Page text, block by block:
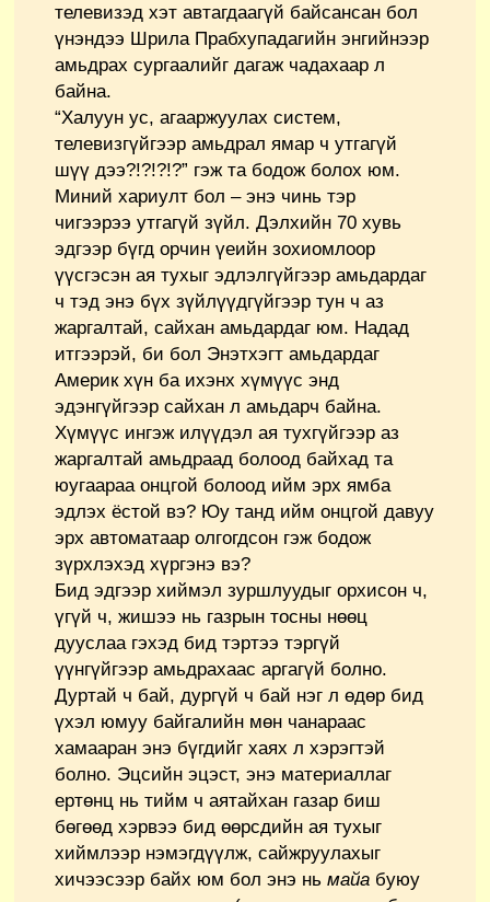
телевизэд хэт автагдаагүй байсансан бол
үнэндээ Шрила Прабхупадагийн энгийнээр
амьдрах сургаалийг дагаж чадахаар л
байна.
“Халуун ус, агааржуулах систем,
телевизгүйгээр амьдрал ямар ч утгагүй
шүү дээ?!?!?!?” гэж та бодож болох юм.
Миний хариулт бол – энэ чинь тэр
чигээрээ утгагүй зүйл. Дэлхийн 70 хувь
эдгээр бүгд орчин үеийн зохиомлоор
үүсгэсэн ая тухыг эдлэлгүйгээр амьдардаг
ч тэд энэ бүх зүйлүүдгүйгээр тун ч аз
жаргалтай, сайхан амьдардаг юм. Надад
итгээрэй, би бол Энэтхэгт амьдардаг
Америк хүн ба ихэнх хүмүүс энд
эдэнгүйгээр сайхан л амьдарч байна.
Хүмүүс ингэж илүүдэл ая тухгүйгээр аз
жаргалтай амьдраад болоод байхад та
юугаараа онцгой болоод ийм эрх ямба
эдлэх ёстой вэ? Юу танд ийм онцгой давуу
эрх автоматаар олгогдсон гэж бодож
зүрхлэхэд хүргэнэ вэ?
Бид эдгээр хиймэл зуршлуудыг орхисон ч,
үгүй ч, жишээ нь газрын тосны нөөц
дууслаа гэхэд бид тэртээ тэргүй
үүнгүйгээр амьдрахаас аргагүй болно.
Дуртай ч бай, дургүй ч бай нэг л өдөр бид
үхэл юмуу байгалийн мөн чанараас
хамааран энэ бүгдийг хаях л хэрэгтэй
болно. Эцсийн эцэст, энэ материаллаг
ертөнц нь тийм ч аятайхан газар биш
бөгөөд хэрвээ бид өөрсдийн ая тухыг
хиймлээр нэмэгдүүлж, сайжруулахыг
хичээсээр байх юм бол энэ нь майа буюу